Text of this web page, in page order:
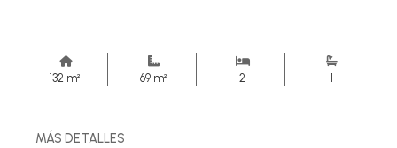
132 m² 69 m² 2 1
MÁS DETALLES